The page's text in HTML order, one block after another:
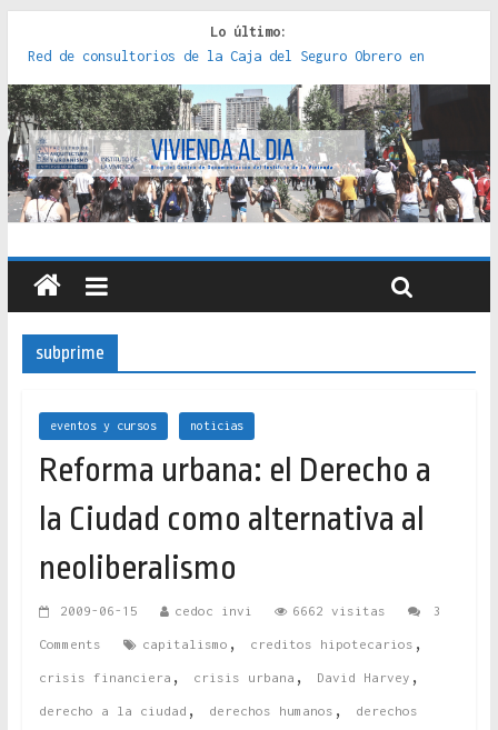
Lo último:
Red de consultorios de la Caja del Seguro Obrero en
Santiago : un patrimonio emblemático [2014]
Genocidios indígenas en América Latina [2023]
Estudios sobre la espacialización de los Estados :
políticas, prácticas y representaciones [2022]
Donde el pedernal choca con el acero : hacia una teoría
crítica de las fronteras latinoamericanas [2020]
Criterios técnicos para una vivienda adecuada [2019]
subprime
eventos y cursos noticias
Reforma urbana: el Derecho a
la Ciudad como alternativa al
neoliberalismo
2009-06-15 cedoc invi 6662 visitas 3
Comments capitalismo , creditos hipotecarios ,
crisis financiera , crisis urbana , David Harvey ,
derecho a la ciudad , derechos humanos , derechos